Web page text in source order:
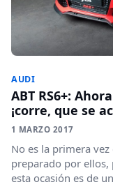
AUDI
ABT RS6+:
¡corre, que se
1 MARZO 2017
No es la primera
preparado por ellos,
esta ocasión es de